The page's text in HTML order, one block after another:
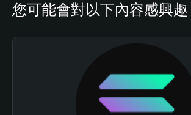
您可能會對以下內容感興趣